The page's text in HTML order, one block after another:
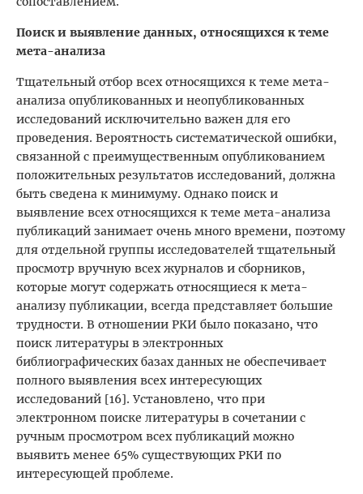
Поиск и выявление данных, относящихся к теме
мета-анализа
Тщательный отбор всех относящихся к теме мета-
анализа опубликованных и неопубликованных
исследований исключительно важен для его
проведения. Вероятность систематической ошибки,
связанной с преимущественным опубликованием
положительных результатов исследований, должна
быть сведена к минимуму. Однако поиск и
выявление всех относящихся к теме мета-анализа
публикаций занимает очень много времени, поэтому
для отдельной группы исследователей тщательный
просмотр вручную всех журналов и сборников,
которые могут содержать относящиеся к мета-
анализу публикации, всегда представляет большие
трудности. В отношении РКИ было показано, что
поиск литературы в электронных
библиографических базах данных не обеспечивает
полного выявления всех интересующих
исследований [16]. Установлено, что при
электронном поиске литературы в сочетании с
ручным просмотром всех публикаций можно
выявить менее 65% существующих РКИ по
интересующей проблеме.